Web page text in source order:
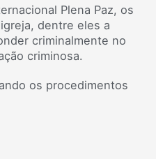
Plena Paz, os
dentre eles a
criminalmente no
criminosa.
os procedimentos